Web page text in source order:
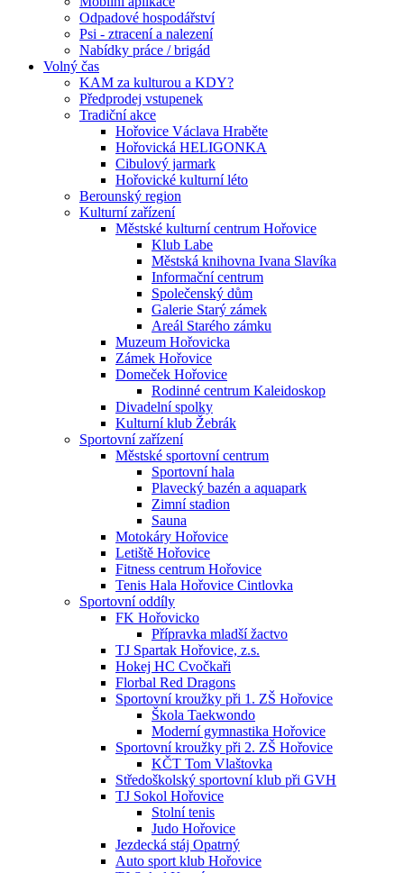
Odpadové hospodářství
Psi - ztracení a nalezení
Nabídky práce / brigád
Volný čas
KAM za kulturou a KDY?
Předprodej vstupenek
Tradiční akce
Hořovice Václava Hraběte
Hořovická HELIGONKA
Cibulový jarmark
Hořovické kulturní léto
Berounský region
Kulturní zařízení
Městské kulturní centrum Hořovice
Klub Labe
Městská knihovna Ivana Slavíka
Informační centrum
Společenský dům
Galerie Starý zámek
Areál Starého zámku
Muzeum Hořovicka
Zámek Hořovice
Domeček Hořovice
Rodinné centrum Kaleidoskop
Divadelní spolky
Kulturní klub Žebrák
Sportovní zařízení
Městské sportovní centrum
Sportovní hala
Plavecký bazén a aquapark
Zimní stadion
Sauna
Motokáry Hořovice
Letiště Hořovice
Fitness centrum Hořovice
Tenis Hala Hořovice Cintlovka
Sportovní oddíly
FK Hořovicko
Přípravka mladší žactvo
TJ Spartak Hořovice, z.s.
Hokej HC Cvočkaři
Florbal Red Dragons
Sportovní kroužky při 1. ZŠ Hořovice
Škola Taekwondo
Moderní gymnastika Hořovice
Sportovní kroužky při 2. ZŠ Hořovice
KČT Tom Vlaštovka
Středoškolský sportovní klub při GVH
TJ Sokol Hořovice
Stolní tenis
Judo Hořovice
Jezdecká stáj Opatrný
Auto sport klub Hořovice